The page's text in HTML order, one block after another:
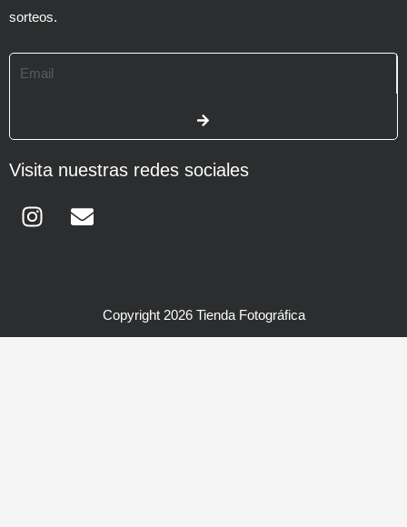
sorteos.
Email
Visita nuestras redes sociales
InstagramEnvelope
Copyright 2026 Tienda Fotográfica